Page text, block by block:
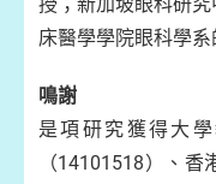
床醫學學院眼科學
鳴謝
是項研究獲得大
（14101518）、